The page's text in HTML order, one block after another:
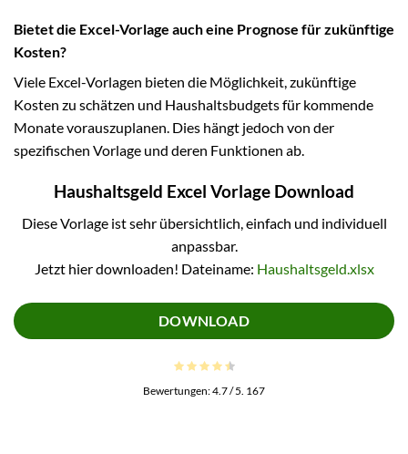
Bietet die Excel-Vorlage auch eine Prognose für zukünftige
Kosten?
Viele Excel-Vorlagen bieten die Möglichkeit, zukünftige
Kosten zu schätzen und Haushaltsbudgets für kommende
Monate vorauszuplanen. Dies hängt jedoch von der
spezifischen Vorlage und deren Funktionen ab.
Haushaltsgeld Excel Vorlage Download
Diese Vorlage ist sehr übersichtlich, einfach und individuell
anpassbar.
Jetzt hier downloaden! Dateiname: Haushaltsgeld.xlsx
DOWNLOAD
Bewertungen:4.7/ 5. 167